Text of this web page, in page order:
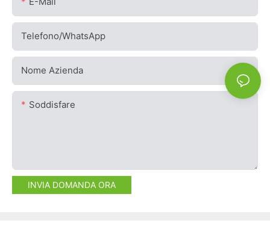
Telefono/WhatsApp
Nome Azienda
Soddisfare
INVIA DOMANDA ORA